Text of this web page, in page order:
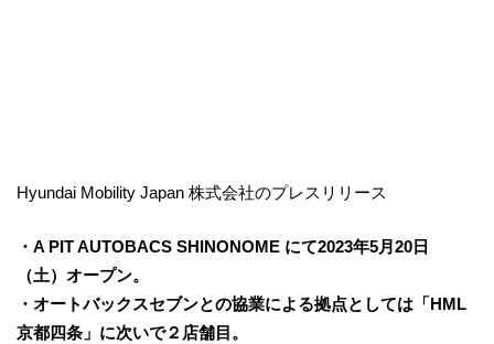
Hyundai Mobility Japan 株式会社のプレスリリース
・A PIT AUTOBACS SHINONOME にて2023年5月20日
（土）オープン。
・オートバックスセブンとの協業による拠点としては「HML
京都四条」に次いで２店舗目。